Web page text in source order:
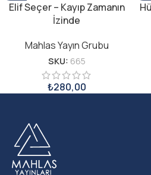
Elif Seçer – Kayıp Zamanın
İzinde
Mahlas Yayın Grubu
SKU: 665
₺280,00